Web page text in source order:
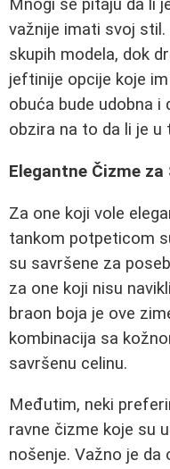
Mnogi se pitaju da li
važnije imati svoj
skupih modela, dok
jeftinije opcije koje
obuća bude udobna i
obzira na to da li je u
Elegantne Čizme
Za one koji vole
tankom potpeticom
su savršene za
za one koji nisu
braon boja je ove
kombinacija sa
savršenu celinu.
Međutim, neki
ravne čizme koje su
nošenje. Važno je